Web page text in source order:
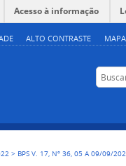
ALTO CONTRASTE
Acesso à informação
Buscar
> BPS V. 17, Nº 36, 05 A 09/09/